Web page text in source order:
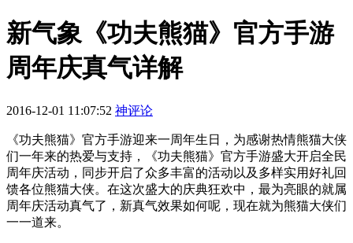
新气象《功夫熊猫》官方手游
周年庆真气详解
2016-12-01 11:07:52 神评论
《功夫熊猫》官方手游迎来一周年生日，为感谢热情熊猫大侠
们一年来的热爱与支持，《功夫熊猫》官方手游盛大开启全民
周年庆活动，同步开启了众多丰富的活动以及多样实用好礼回
馈各位熊猫大侠。在这次盛大的庆典狂欢中，最为亮眼的就属
周年庆活动真气了，新真气效果如何呢，现在就为熊猫大侠们
一一道来。